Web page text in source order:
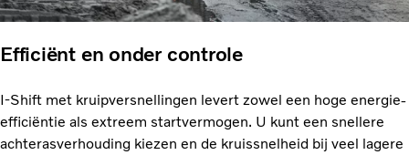
Efficiënt en onder controle
I-Shift met kruipversnellingen levert zowel een hoge energie-
efficiëntie als extreem startvermogen. U kunt een snellere
achterasverhouding kiezen en de kruissnelheid bij veel lagere